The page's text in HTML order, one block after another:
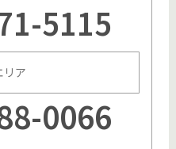
5115
リア
0066